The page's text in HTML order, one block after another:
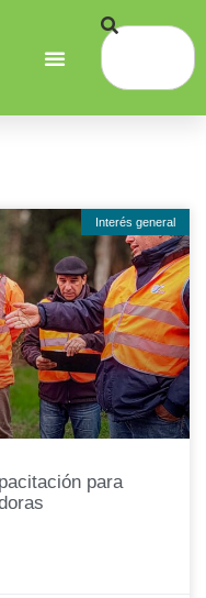
Interés general
para